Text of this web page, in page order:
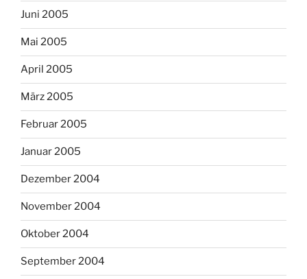
Juni 2005
Mai 2005
April 2005
März 2005
Februar 2005
Januar 2005
Dezember 2004
November 2004
Oktober 2004
September 2004